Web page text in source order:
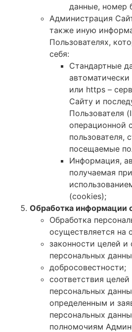
данные, номер
Администрация
также иную
Пользователях,
себя:
Стандартные
или https –
Сайту и
Пользователя
операционной
пользователя,
посещаемые
Информация,
получаемая
(cookies);
Обработка информации
Обработка
осуществляется на
законности целей и
персональных
добросовестности;
соответствия
персональных
определенным и
персональных
полномочиям